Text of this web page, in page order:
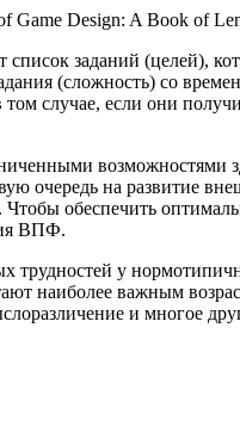
Design: A Book of
заданий (целей),
(сложность) со
случае, если они
возможностями
очередь на развитие
обеспечить
ВПФ.
трудностей у
наиболее важным
и многое